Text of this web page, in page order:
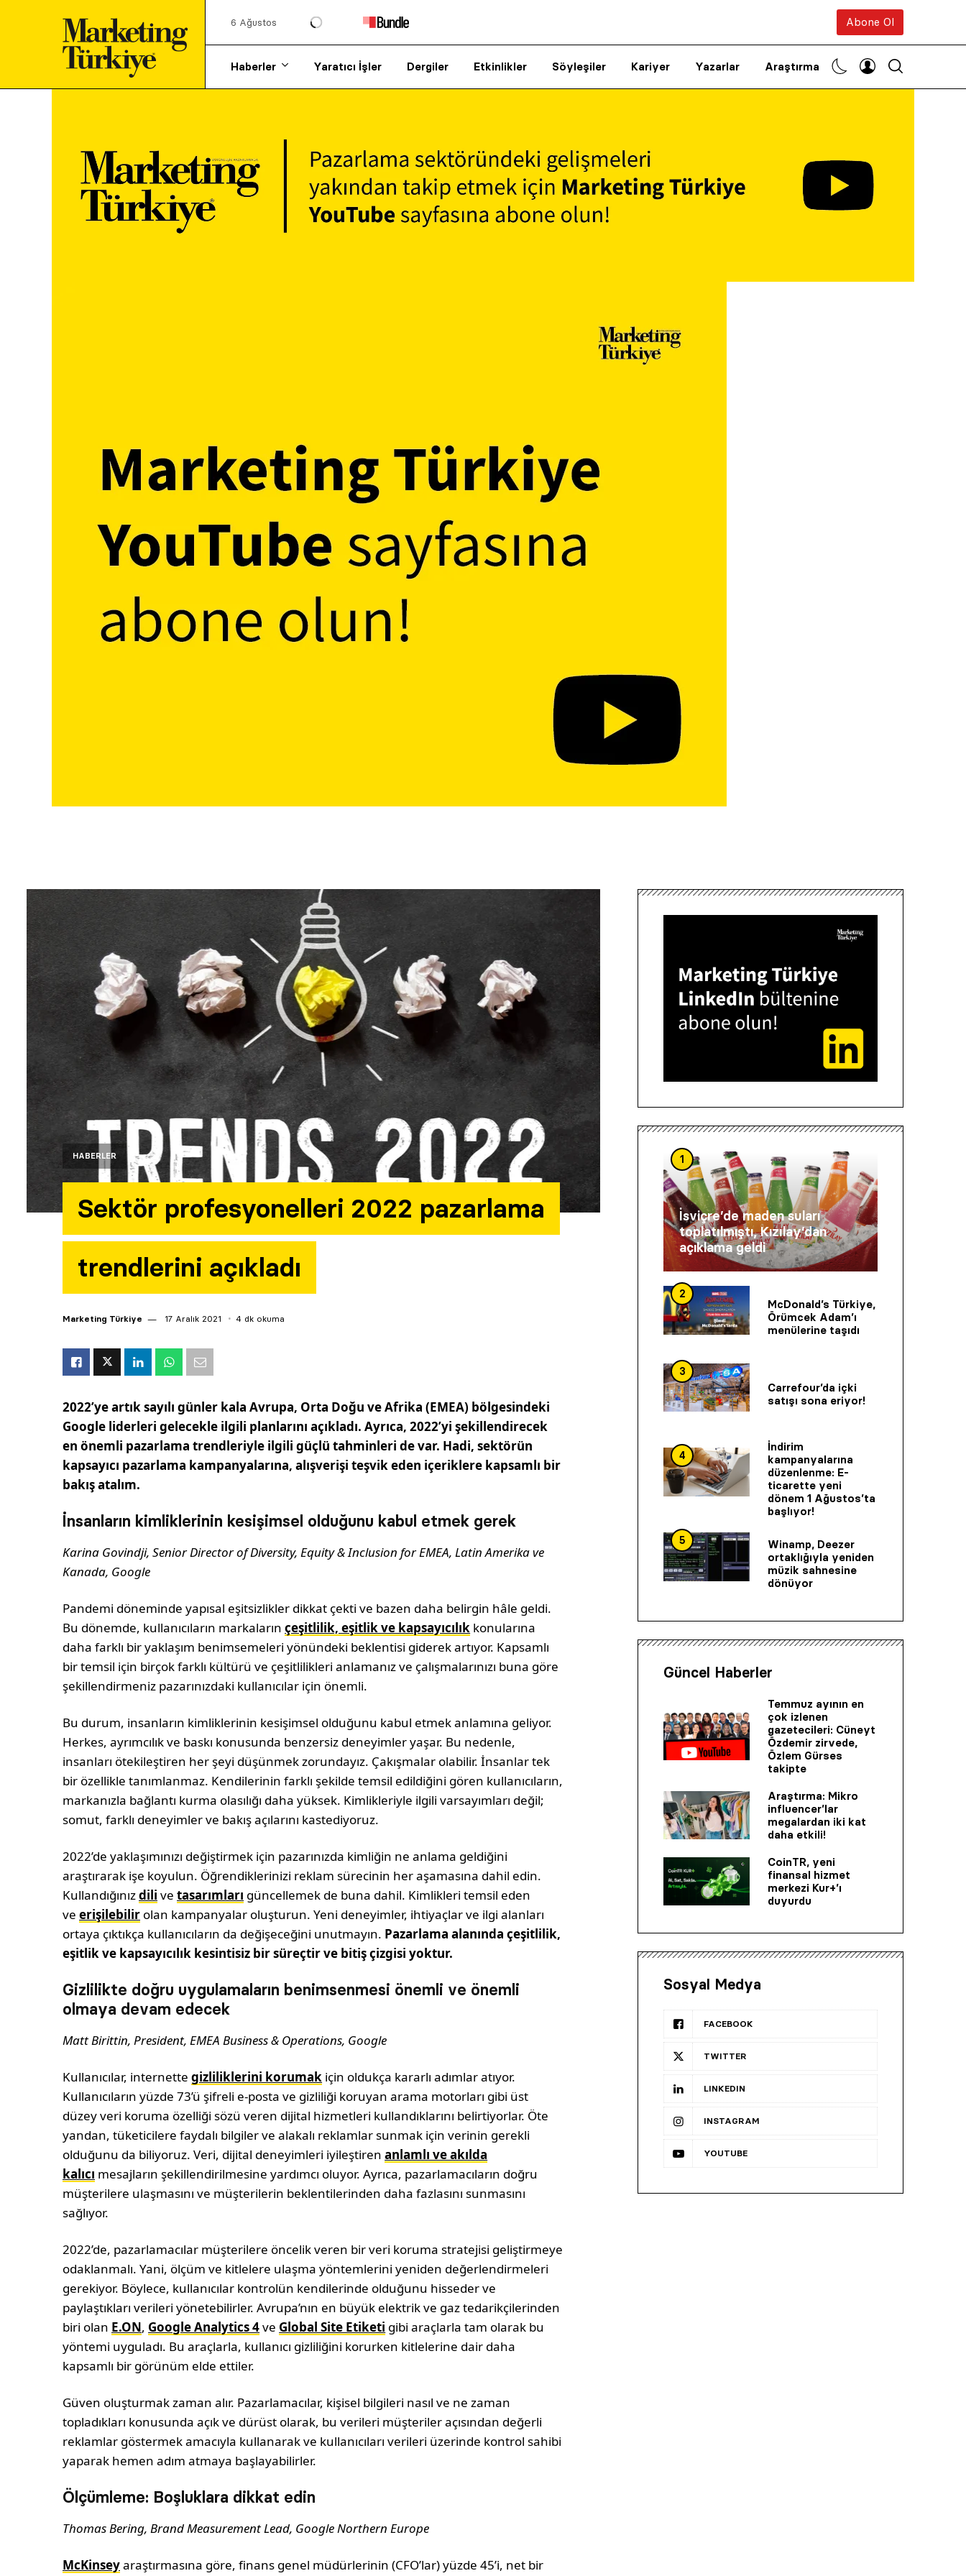
6 Ağustos Abone Ol
Haberler Yaratıcı İşler Dergiler Etkinlikler Söyleşiler Kariyer Yazarlar Araştırma
HABERLER
Sektör profesyonelleri 2022 pazarlama
trendlerini açıkladı
Marketing Türkiye 17 Aralık 2021 4 dk okuma
2022’ye artık sayılı günler kala Avrupa, Orta Doğu ve Afrika (EMEA) bölgesindeki
Google liderleri gelecekle ilgili planlarını açıkladı. Ayrıca, 2022’yi şekillendirecek
en önemli pazarlama trendleriyle ilgili güçlü tahminleri de var. Hadi, sektörün
kapsayıcı pazarlama kampanyalarına, alışverişi teşvik eden içeriklere kapsamlı bir
bakış atalım.
İnsanların kimliklerinin kesişimsel olduğunu kabul etmek gerek
Karina Govindji, Senior Director of Diversity, Equity & Inclusion for EMEA, Latin Amerika ve
Kanada, Google
Pandemi döneminde yapısal eşitsizlikler dikkat çekti ve bazen daha belirgin hâle geldi.
Bu dönemde, kullanıcıların markalarınçeşitlilik, eşitlik ve kapsayıcılık konularına
daha farklı bir yaklaşım benimsemeleri yönündeki beklentisi giderek artıyor. Kapsamlı
bir temsil için birçok farklı kültürü ve çeşitlilikleri anlamanız ve çalışmalarınızı buna göre
şekillendirmeniz pazarınızdaki kullanıcılar için önemli.
Bu durum, insanların kimliklerinin kesişimsel olduğunu kabul etmek anlamına geliyor.
Herkes, ayrımcılık ve baskı konusunda benzersiz deneyimler yaşar. Bu nedenle,
insanları ötekileştiren her şeyi düşünmek zorundayız. Çakışmalar olabilir. İnsanlar tek
bir özellikle tanımlanmaz. Kendilerinin farklı şekilde temsil edildiğini gören kullanıcıların,
markanızla bağlantı kurma olasılığı daha yüksek. Kimlikleriyle ilgili varsayımları değil;
somut, farklı deneyimler ve bakış açılarını kastediyoruz.
2022’de yaklaşımınızı değiştirmek için pazarınızda kimliğin ne anlama geldiğini
araştırarak işe koyulun. Öğrendiklerinizi reklam sürecinin her aşamasına dahil edin.
Kullandığınızdili vetasarımları güncellemek de buna dahil. Kimlikleri temsil eden
veerişilebilir olan kampanyalar oluşturun. Yeni deneyimler, ihtiyaçlar ve ilgi alanları
ortaya çıktıkça kullanıcıların da değişeceğini unutmayın. Pazarlama alanında çeşitlilik,
eşitlik ve kapsayıcılık kesintisiz bir süreçtir ve bitiş çizgisi yoktur.
Gizlilikte doğru uygulamaların benimsenmesi önemli ve önemli
olmaya devam edecek
Matt Birittin, President, EMEA Business & Operations, Google
Kullanıcılar, internettegizliliklerini korumak için oldukça kararlı adımlar atıyor.
Kullanıcıların yüzde 73’ü şifreli e-posta ve gizliliği koruyan arama motorları gibi üst
düzey veri koruma özelliği sözü veren dijital hizmetleri kullandıklarını belirtiyorlar. Öte
yandan, tüketicilere faydalı bilgiler ve alakalı reklamlar sunmak için verinin gerekli
olduğunu da biliyoruz. Veri, dijital deneyimleri iyileştirenanlamlı ve akılda
kalıcı mesajların şekillendirilmesine yardımcı oluyor. Ayrıca, pazarlamacıların doğru
müşterilere ulaşmasını ve müşterilerin beklentilerinden daha fazlasını sunmasını
sağlıyor.
2022’de, pazarlamacılar müşterilere öncelik veren bir veri koruma stratejisi geliştirmeye
odaklanmalı. Yani, ölçüm ve kitlelere ulaşma yöntemlerini yeniden değerlendirmeleri
gerekiyor. Böylece, kullanıcılar kontrolün kendilerinde olduğunu hisseder ve
paylaştıkları verileri yönetebilirler. Avrupa’nın en büyük elektrik ve gaz tedarikçilerinden
biri olan E.ON, Google Analytics 4ve Global Site Etiketi gibi araçlarla tam olarak bu
yöntemi uyguladı. Bu araçlarla, kullanıcı gizliliğini korurken kitlelerine dair daha
kapsamlı bir görünüm elde ettiler.
Güven oluşturmak zaman alır. Pazarlamacılar, kişisel bilgileri nasıl ve ne zaman
topladıkları konusunda açık ve dürüst olarak, bu verileri müşteriler açısından değerli
reklamlar göstermek amacıyla kullanarak ve kullanıcıları verileri üzerinde kontrol sahibi
yaparak hemen adım atmaya başlayabilirler.
Ölçümleme: Boşluklara dikkat edin
Thomas Bering, Brand Measurement Lead, Google Northern Europe
McKinseyaraştırmasına göre, finans genel müdürlerinin (CFO’lar) yüzde 45’i, net bir
1
İsviçre’de maden suları
toplatılmıştı, Kızılay’dan
açıklama geldi
2
McDonald’s Türkiye,
Örümcek Adam’ı
menülerine taşıdı
3
Carrefour’da içki
satışı sona eriyor!
4
İndirim
kampanyalarına
düzenlenme: E-
ticarette yeni
dönem 1 Ağustos’ta
başlıyor!
5
Winamp, Deezer
ortaklığıyla yeniden
müzik sahnesine
dönüyor
Güncel Haberler
Temmuz ayının en
çok izlenen
gazetecileri: Cüneyt
Özdemir zirvede,
Özlem Gürses
takipte
Araştırma: Mikro
influencer’lar
megalardan iki kat
daha etkili!
CoinTR, yeni
finansal hizmet
merkezi Kur+’ı
duyurdu
Sosyal Medya
FACEBOOK
TWITTER
LINKEDIN
INSTAGRAM
YOUTUBE